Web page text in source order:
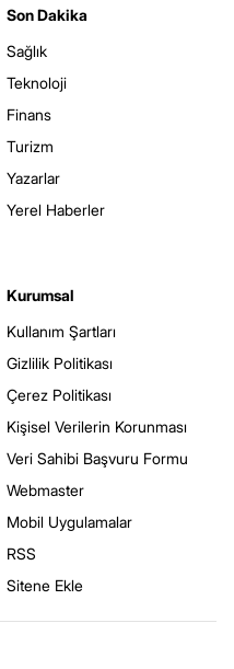
Son Dakika
Sağlık
Teknoloji
Finans
Turizm
Yazarlar
Yerel Haberler
Kurumsal
Kullanım Şartları
Gizlilik Politikası
Çerez Politikası
Kişisel Verilerin Korunması
Veri Sahibi Başvuru Formu
Webmaster
Mobil Uygulamalar
RSS
Sitene Ekle